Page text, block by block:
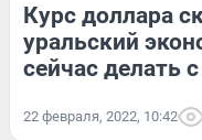
Курс доллара
уральский
сейчас делать
22 февраля, 2022, 10:42